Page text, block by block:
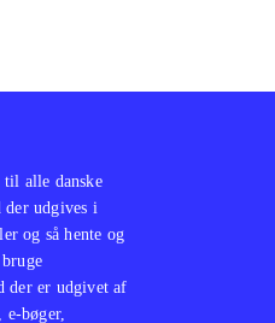
alle danske
der udgives i
og så hente og
der er udgivet af
bøger,